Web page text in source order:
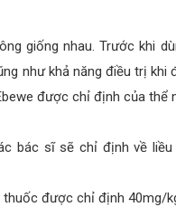
giống nhau. Trước khi
như khả năng điều trị
được chỉ định của thể
bác sĩ sẽ chỉ định về liều
được chỉ định 40mg/